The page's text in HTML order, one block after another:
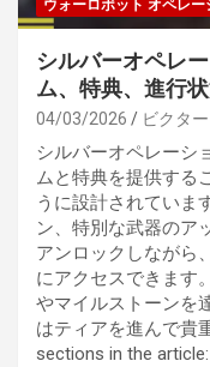
ウォーロボット オペレー
シルバーオペレ
ム、特典、進行
04/03/2026 ビクタ
シルバーオペレーシ
ムと特典を提供する
うに設計されていま
ン、特別な武器のア
アンロックしながら
にアクセスできます
やマイルストーンを
はティアを進んで貴
sections in the